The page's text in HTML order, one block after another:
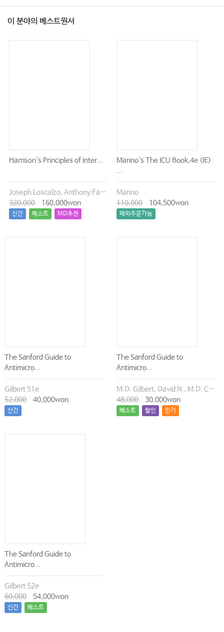
이 분야의 베스트원서
Harrison`s Principles of Inter...
Joseph Loscalzo, Anthony Fauci, Dennis Kasper, Stephen Hauser, Dan Longo, J. Larry Jameson
320,000
160,000won
신간 베스트 MD추천
Marino`s The ICU Book,4e (IE)
...
Marino
110,000
104,500won
해외주문가능
The Sanford Guide to
Antimicro...
Gilbert 51e
52,000
40,000won
신간
The Sanford Guide to
Antimicro...
M.D. Gilbert, David N., M.D. Chambers, Henry F., M.D. Eliopoulos, George M., M.D. Saag, Michael S., M.D. Pavia, Andrew T.
48,000
30,000won
베스트 할인 인기
The Sanford Guide to
Antimicro...
Gilbert 52e
60,000
54,000won
신간 베스트